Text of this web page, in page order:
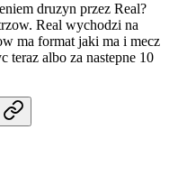
druzyn przez Real?
Real wychodzi na
ma format jaki ma i mecz
teraz albo za nastepne 10